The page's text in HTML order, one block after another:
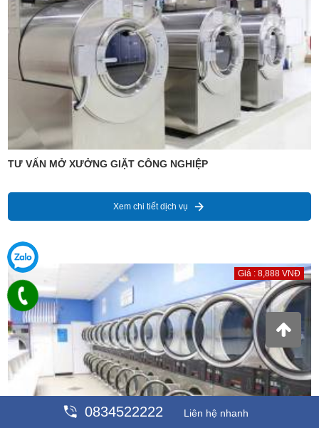
TƯ VẤN MỞ XƯỞNG GIẶT CÔNG NGHIỆP
Xem chi tiết dịch vụ
Giá : 8,888 VNĐ
0834522222 Liên hệ nhanh